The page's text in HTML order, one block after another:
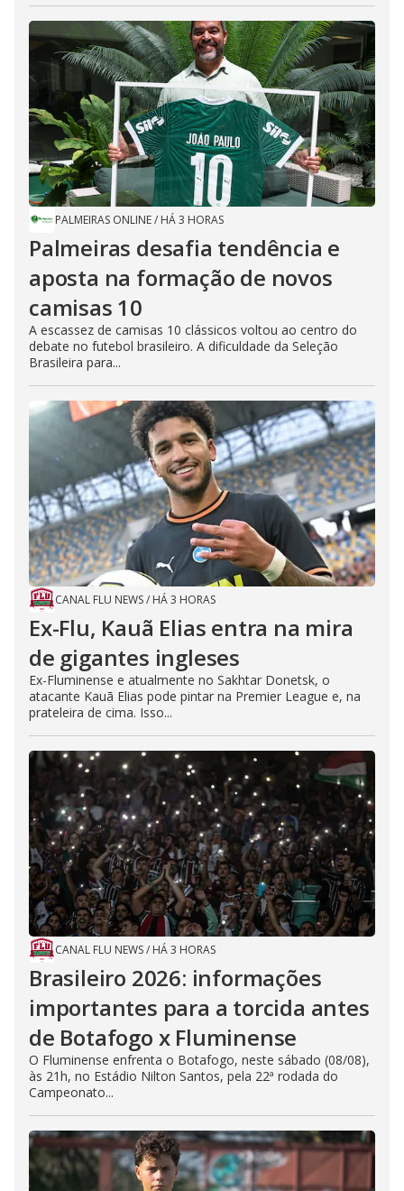
PALMEIRAS ONLINE/ HÁ 3 HORAS
Palmeiras desafia tendência e
aposta na formação de novos
camisas 10
A escassez de camisas 10 clássicos voltou ao centro do
debate no futebol brasileiro. A dificuldade da Seleção
Brasileira para...
CANAL FLU NEWS/ HÁ 3 HORAS
Ex-Flu, Kauã Elias entra na mira
de gigantes ingleses
Ex-Fluminense e atualmente no Sakhtar Donetsk, o
atacante Kauã Elias pode pintar na Premier League e, na
prateleira de cima. Isso...
CANAL FLU NEWS/ HÁ 3 HORAS
Brasileiro 2026: informações
importantes para a torcida antes
de Botafogo x Fluminense
O Fluminense enfrenta o Botafogo, neste sábado (08/08),
às 21h, no Estádio Nilton Santos, pela 22ª rodada do
Campeonato...